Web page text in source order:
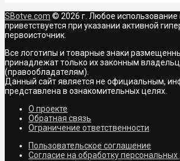
SBotve.com © 2026 г. Любое использование
приветствуется при указании активной
первоисточник.
Все логотипы и товарные знаки
принадлежат только их законным
(правообладателям).
Данный сайт является не официальным,
представлена в ознакомительных целях.
О проекте
Обратная связь
Ограничение ответственности
Пользовательское соглашение
Согласие на обработку